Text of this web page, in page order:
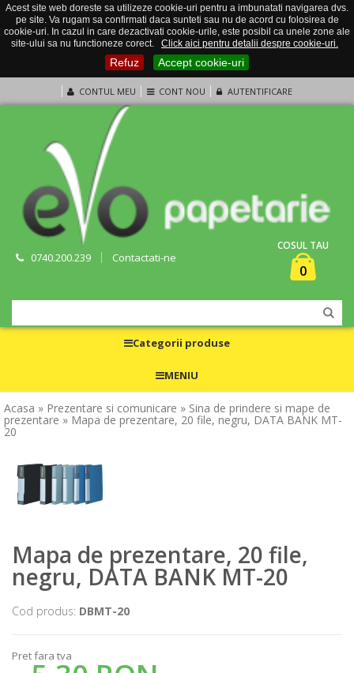
Acest site web doreste sa utilizeze cookie-uri pentru a imbunatati navigarea dvs.
pe site. Va rugam sa confirmati daca sunteti sau nu de acord cu folosirea de
cookie-uri. In cazul in care dezactivati cookie-urile, este posibil ca unele zone ale
site-ului sa nu functioneze corect.
Click aici pentru detalii despre cookie-uri.
Refuz Accept cookie-uri
CONTUL MEU CONT NOU AUTENTIFICARE
0740.200.239 Contactati-ne
COSUL TAU
0
Categorii produse
MENIU
Acasa » Prezentare si comunicare » Sina de prindere si mape de
prezentare » Mapa de prezentare, 20 file, negru, DATA BANK MT-
20
Mapa de prezentare, 20 file,
negru, DATA BANK MT-20
Cod produs: DBMT-20
Pret fara tva